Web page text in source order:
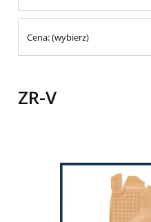
Cena: (wybierz)
ZR-V